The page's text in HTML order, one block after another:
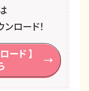
ロード！
ード 】